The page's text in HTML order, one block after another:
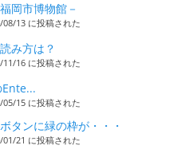
岡市博物館－
08/13 に投稿された
み方は？
11/16 に投稿された
05/15 に投稿された
タンに緑の枠が・・・
01/21 に投稿された